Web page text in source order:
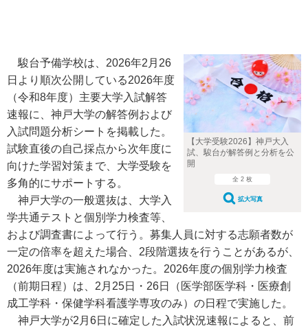
【大学受験2026】神戸大入
試、駿台が解答例と分析を公
開
全 2 枚
拡大写真
駿台予備学校は、2026年2月26
日より順次公開している2026年度
（令和8年度）主要大学入試解答
速報に、神戸大学の解答例および
入試問題分析シートを掲載した。
試験直後の自己採点から次年度に
向けた学習対策まで、大学受験を
多角的にサポートする。
神戸大学の一般選抜は、大学入
学共通テストと個別学力検査等、
および調査書によって行う。募集人員に対する志願者数が
一定の倍率を超えた場合、2段階選抜を行うことがあるが、
2026年度は実施されなかった。2026年度の個別学力検査
（前期日程）は、2月25日・26日（医学部医学科・医療創
成工学科・保健学科看護学専攻のみ）の日程で実施した。
神戸大学が2月6日に確定した入試状況速報によると、前